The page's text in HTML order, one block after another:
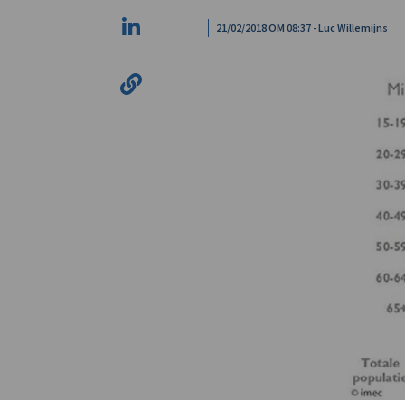
21/02/2018 OM 08:37 - Luc Willemijns